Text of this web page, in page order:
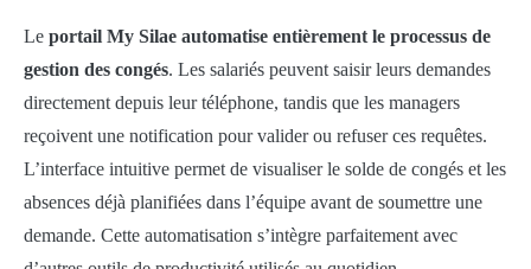
Le portail My Silae automatise entièrement le processus de
gestion des congés. Les salariés peuvent saisir leurs demandes
directement depuis leur téléphone, tandis que les managers
reçoivent une notification pour valider ou refuser ces requêtes.
L’interface intuitive permet de visualiser le solde de congés et les
absences déjà planifiées dans l’équipe avant de soumettre une
demande. Cette automatisation s’intègre parfaitement avec